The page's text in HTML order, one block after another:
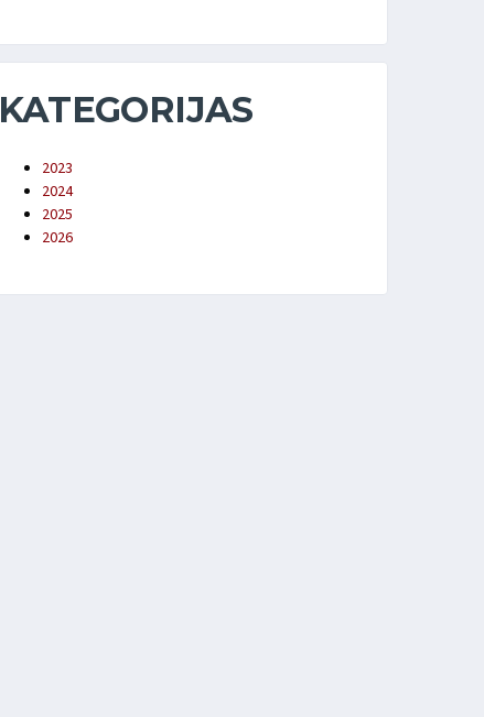
KATEGORIJAS
2023
2024
2025
2026